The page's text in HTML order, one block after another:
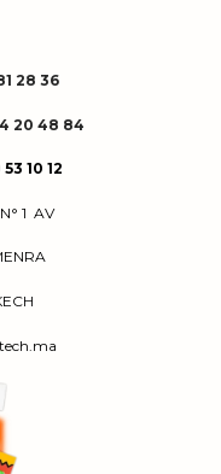
28 36
20 48 84
10 12
1 AV